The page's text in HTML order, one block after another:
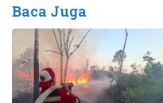
Baca Juga